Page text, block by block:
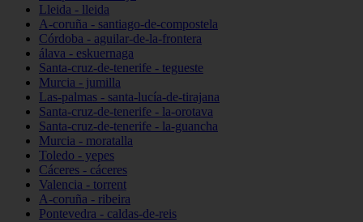
Lleida - lleida
A-coruña - santiago-de-compostela
Córdoba - aguilar-de-la-frontera
álava - eskuernaga
Santa-cruz-de-tenerife - tegueste
Murcia - jumilla
Las-palmas - santa-lucía-de-tirajana
Santa-cruz-de-tenerife - la-orotava
Santa-cruz-de-tenerife - la-guancha
Murcia - moratalla
Toledo - yepes
Cáceres - cáceres
Valencia - torrent
A-coruña - ribeira
Pontevedra - caldas-de-reis